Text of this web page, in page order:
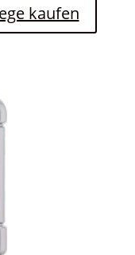
kaufen